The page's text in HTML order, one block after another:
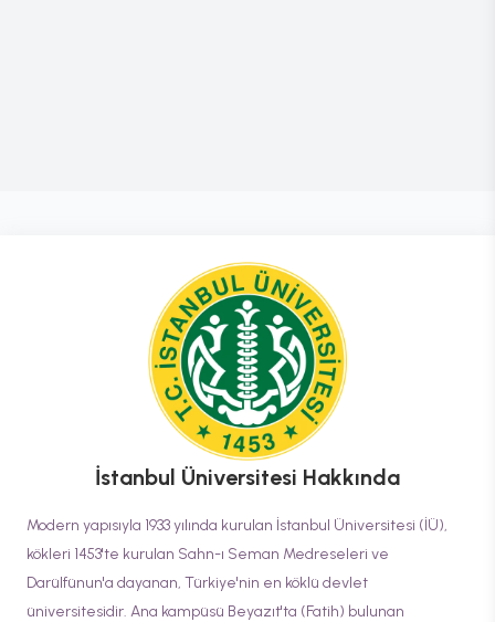
İstanbul Üniversitesi Hakkında
Modern yapısıyla 1933 yılında kurulan İstanbul Üniversitesi (İÜ),
kökleri 1453'te kurulan Sahn-ı Seman Medreseleri ve
Darülfünun'a dayanan, Türkiye'nin en köklü devlet
üniversitesidir. Ana kampüsü Beyazıt'ta (Fatih) bulunan